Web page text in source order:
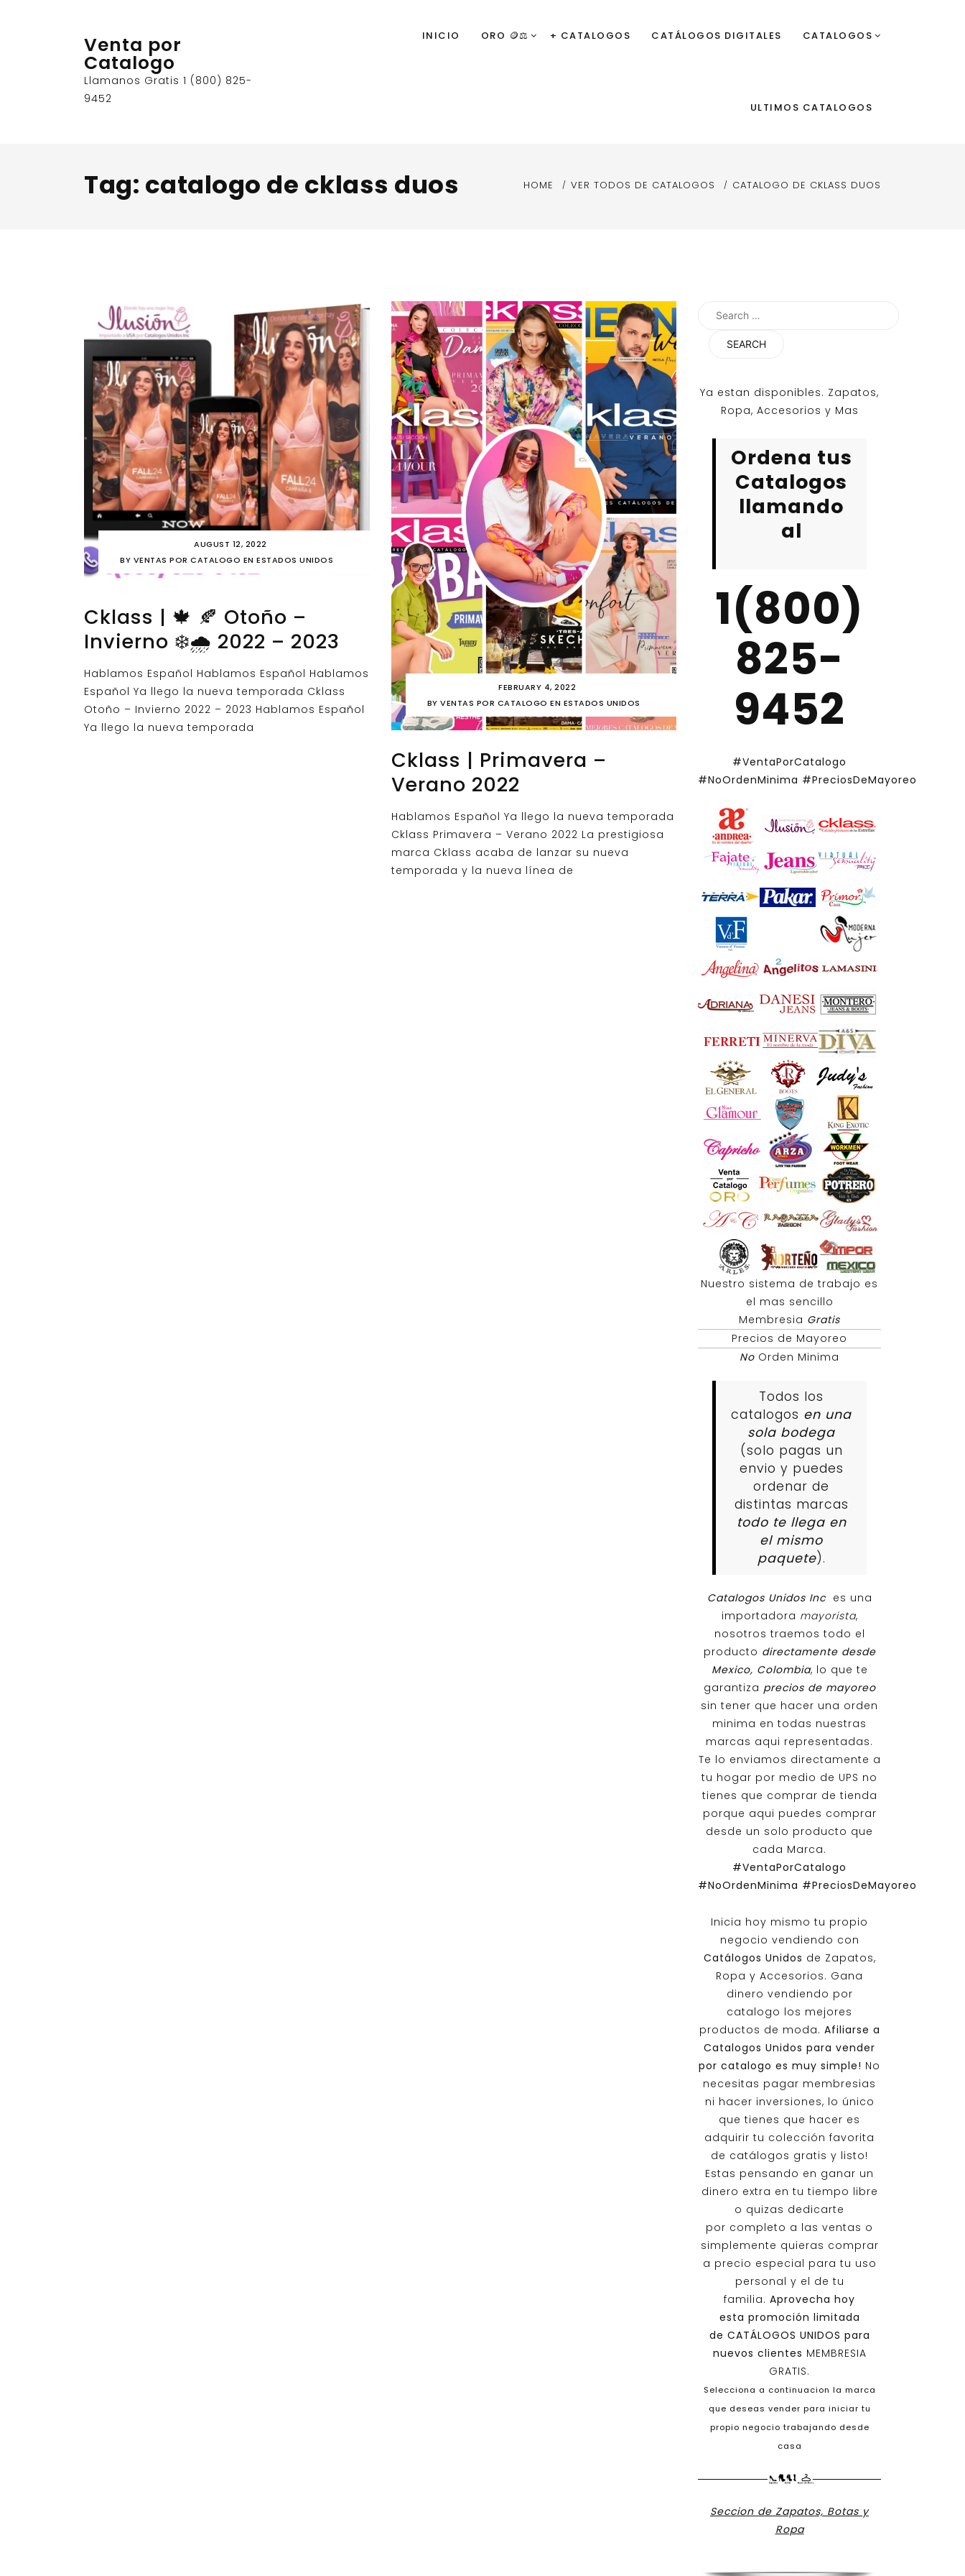
Venta por
Catalogo
Llamanos Gratis 1 (800) 825-
9452
INICIO ORO 🪙⚖️ + CATALOGOS CATÁLOGOS DIGITALES CATALOGOS
ULTIMOS CATALOGOS
Tag: catalogo de cklass duos HOME VER TODOS DE CATALOGOS CATALOGO DE CKLASS DUOS
AUGUST 12, 2022
BY VENTAS POR CATALOGO EN ESTADOS UNIDOS
Cklass | 🍁 🍂 Otoño –
Invierno ❄️🌧️ 2022 – 2023
Hablamos Español Hablamos Español Hablamos
Español Ya llego la nueva temporada Cklass
Otoño – Invierno 2022 – 2023 Hablamos Español
Ya llego la nueva temporada
FEBRUARY 4, 2022
BYVENTAS POR CATALOGO EN ESTADOS UNIDOS
Cklass | Primavera –
Verano 2022
Hablamos Español Ya llego la nueva temporada
Cklass Primavera – Verano 2022 La prestigiosa
marca Cklass acaba de lanzar su nueva
temporada y la nueva línea de
Search
Ya estan disponibles. Zapatos,
Ropa, Accesorios y Mas
Ordena tus
Catalogos
llamando
al
1(800)
825-
9452
#VentaPorCatalogo
#NoOrdenMinima #PreciosDeMayoreo
Nuestro sistema de trabajo es
el mas sencillo
Membresia Gratis
Precios de Mayoreo
No Orden Minima
Todos los
catalogos en una
sola bodega
(solo pagas un
envio y puedes
ordenar de
distintas marcas
todo te llega en
el mismo
paquete).
Catalogos Unidos Inc es una
importadora mayorista,
nosotros traemos todo el
producto directamente desde
Mexico, Colombia, lo que te
garantiza precios de mayoreo
sin tener que hacer una orden
minima en todas nuestras
marcas aqui representadas.
Te lo enviamos directamente a
tu hogar por medio de UPS no
tienes que comprar de tienda
porque aqui puedes comprar
desde un solo producto que
cada Marca.
#VentaPorCatalogo
#NoOrdenMinima #PreciosDeMayoreo
Inicia hoy mismo tu propio
negocio vendiendo con
Catálogos Unidos de Zapatos,
Ropa y Accesorios. Gana
dinero vendiendo por
catalogo los mejores
productos de moda. Afiliarse a
Catalogos Unidos para vender
por catalogo es muy simple! No
necesitas pagar membresias
ni hacer inversiones, lo único
que tienes que hacer es
adquirir tu colección favorita
de catálogos gratis y listo!
Estas pensando en ganar un
dinero extra en tu tiempo libre
o quizas dedicarte
por completo a las ventas o
simplemente quieras comprar
a precio especial para tu uso
personal y el de tu
familia. Aprovecha hoy
esta promoción limitada
de CATÁLOGOS UNIDOS para
nuevos clientes MEMBRESIA
GRATIS.
Selecciona a continuacion la marca
que deseas vender para iniciar tu
propio negocio trabajando desde
casa
Seccion de Zapatos, Botas y
Ropa